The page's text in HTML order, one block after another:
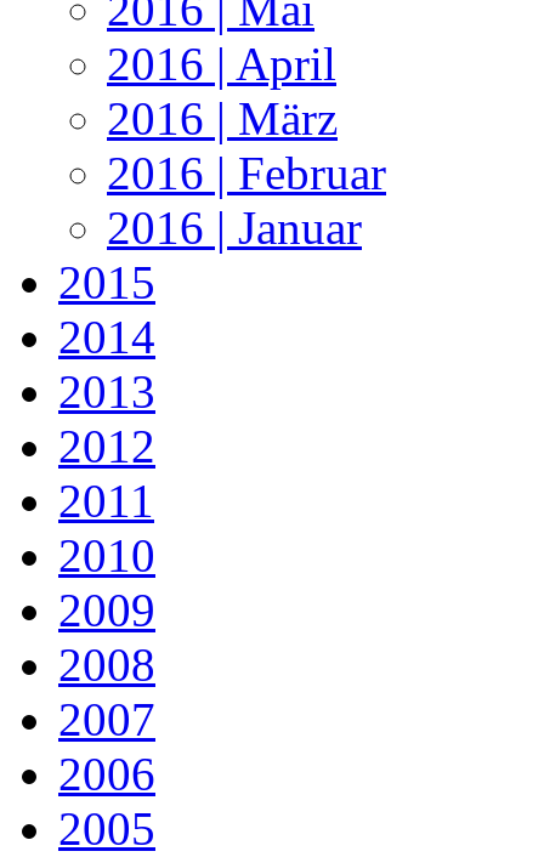
2016 | April
2016 | März
2016 | Februar
2016 | Januar
2015
2014
2013
2012
2011
2010
2009
2008
2007
2006
2005